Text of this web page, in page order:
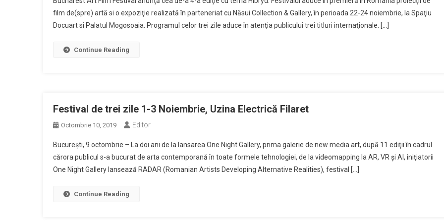
film de(spre) artă si o expoziţie realizată în parteneriat cu Năsui Collection & Gallery, în perioada 22-24 noiembrie, la Spaţiu
Docuart si Palatul Mogosoaia. Programul celor trei zile aduce în atenţia publicului trei titluri internaţionale. […]
Continue Reading
Festival de trei zile 1-3 Noiembrie, Uzina Electrică Filaret
Octombrie 10, 2019 Editor
Bucureşti, 9 octombrie – La doi ani de la lansarea One Night Gallery, prima galerie de new media art, după 11 ediţii în cadrul
cărora publicul s-a bucurat de arta contemporană în toate formele tehnologiei, de la videomapping la AR, VR şi AI, iniţiatorii
One Night Gallery lansează RADAR (Romanian Artists Developing Alternative Realities), festival […]
Continue Reading